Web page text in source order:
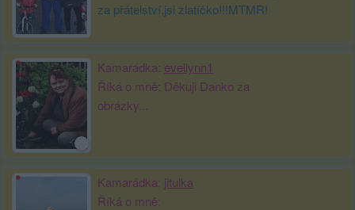
za přátelství,jsi zlatíčko!!!MTMR!
Kamarádka: evellynn1
Říká o mně: Děkuji Danko za
obrázky...
Kamarádka: jitulka
Říká o mně: